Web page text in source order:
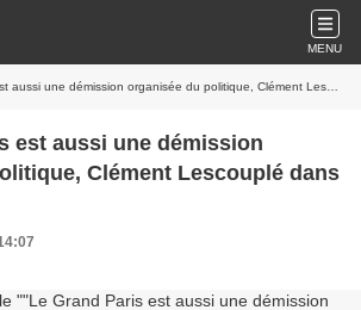
MENU
une démission organisée du politique, Clément Lescouplé dans Vacarme #87
est aussi une démission
Clément Lescouplé dans